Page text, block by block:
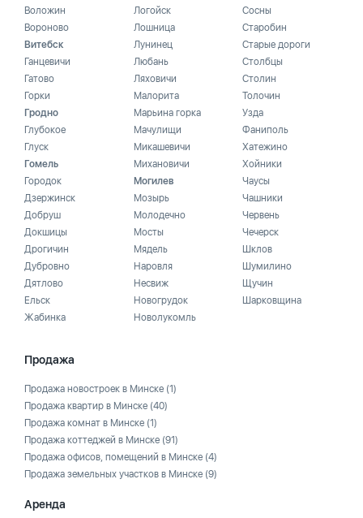
Воложин
Вороново
Витебск
Ганцевичи
Гатово
Горки
Гродно
Глубокое
Глуск
Гомель
Городок
Дзержинск
Добруш
Докшицы
Дрогичин
Дубровно
Дятлово
Ельск
Жабинка
Логойск
Лошница
Лунинец
Любань
Ляховичи
Малорита
Марьина горка
Мачулищи
Микашевичи
Михановичи
Могилев
Мозырь
Молодечно
Мосты
Мядель
Наровля
Несвиж
Новогрудок
Новолукомль
Сосны
Старобин
Старые дороги
Столбцы
Столин
Толочин
Узда
Фаниполь
Хатежино
Хойники
Чаусы
Чашники
Червень
Чечерск
Шклов
Шумилино
Щучин
Шарковщина
Продажа
Продажа новостроек в Минске (1)
Продажа квартир в Минске (40)
Продажа комнат в Минске (1)
Продажа коттеджей в Минске (91)
Продажа офисов, помещений в Минске (4)
Продажа земельных участков в Минске (9)
Аренда